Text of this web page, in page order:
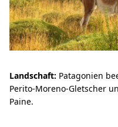
Landschaft: Patagonien
Perito-Moreno-Gletscher
Paine.